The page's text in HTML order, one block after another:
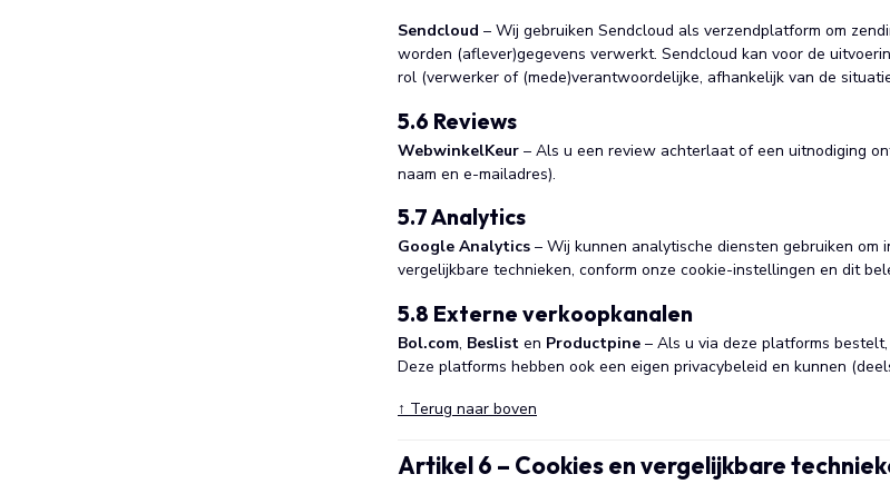
Sendcloud – Wij gebruiken Sendcloud als verzendplatform om
worden (aflever)gegevens verwerkt. Sendcloud kan voor de
rol (verwerker of (mede)verantwoordelijke, afhankelijk van de
5.6 Reviews
WebwinkelKeur – Als u een review achterlaat of een uitnodiging
naam en e-mailadres).
5.7 Analytics
Google Analytics – Wij kunnen analytische diensten gebruiken
vergelijkbare technieken, conform onze cookie-instellingen en dit
5.8 Externe verkoopkanalen
Bol.com, Beslist en Productpine – Als u via deze platforms
Deze platforms hebben ook een eigen privacybeleid en kunnen
↑ Terug naar boven
Artikel 6 – Cookies en vergelijkbare